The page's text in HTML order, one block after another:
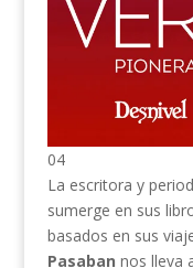
04
La escritora y
sumerge en sus
basados en sus
Pasaban nos lleva